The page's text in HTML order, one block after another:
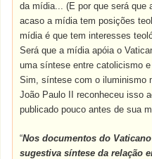
da mídia... (E por que será que
acaso a mídia tem posições
mídia é que tem interesses
Será que a mídia apóia o
uma síntese entre catolicismo
Sim, síntese com o iluminismo
João Paulo II reconheceu isso
publicado pouco antes de sua
“Nos documentos do
sugestiva síntese da relação